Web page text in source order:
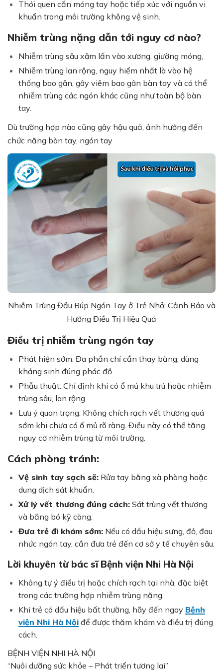
Thói quen cắn móng tay hoặc tiếp xúc với nguồn vi
khuẩn trong môi trường không vệ sinh.
Nhiễm trùng nặng dẫn tới nguy cơ nào?
Nhiễm trùng sâu xâm lấn vào xương, giường móng,
Nhiễm trùng lan rộng, nguy hiểm nhất là vào hệ
thống bao gân, gây viêm bao gân bàn tay và có thể
nhiễm trùng các ngón khác cũng như toàn bộ bàn
tay.
Dù trường hợp nào cũng gây hậu quả, ảnh hưởng đến
chức năng bàn tay, ngón tay
Nhiễm Trùng Đầu Búp Ngón Tay ở Trẻ Nhỏ: Cảnh Báo và
Hướng Điều Trị Hiệu Quả
Điều trị nhiễm trùng ngón tay
Phát hiện sớm: Đa phần chỉ cần thay băng, dùng
kháng sinh đúng phác đồ.
Phẫu thuật: Chỉ định khi có ổ mủ khu trú hoặc nhiễm
trùng sâu, lan rộng.
Lưu ý quan trọng: Không chích rạch vết thương quá
sớm khi chưa có ổ mủ rõ ràng. Điều này có thể tăng
nguy cơ nhiễm trùng từ môi trường.
Cách phòng tránh:
Vệ sinh tay sạch sẽ: Rửa tay bằng xà phòng hoặc
dung dịch sát khuẩn.
Xử lý vết thương đúng cách: Sát trùng vết thương
và băng bó kỹ càng.
Đưa trẻ đi khám sớm: Nếu có dấu hiệu sưng, đỏ, đau
nhức ngón tay, cần đưa trẻ đến cơ sở y tế chuyên sâu.
Lời khuyên từ bác sĩ Bệnh viện Nhi Hà Nội
Không tự ý điều trị hoặc chích rạch tại nhà, đặc biệt
trong các trường hợp nhiễm trùng nặng.
Khi trẻ có dấu hiệu bất thường, hãy đến ngay Bệnh
viện Nhi Hà Nội để được thăm khám và điều trị đúng
cách.
BỆNH VIỆN NHI HÀ NỘI
“Nuôi dưỡng sức khỏe – Phát triển tương lai”